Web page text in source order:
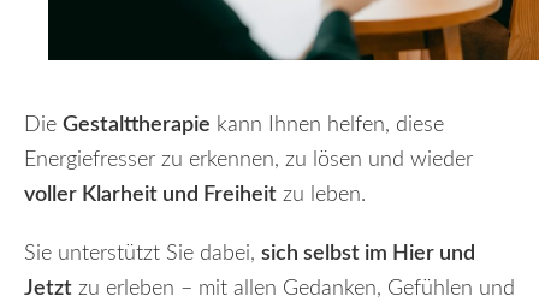
Die Gestalttherapie kann Ihnen helfen, diese
Energiefresser zu erkennen, zu lösen und wieder
voller Klarheit und Freiheit zu leben.
Sie unterstützt Sie dabei, sich selbst im Hier und
Jetzt zu erleben – mit allen Gedanken, Gefühlen und